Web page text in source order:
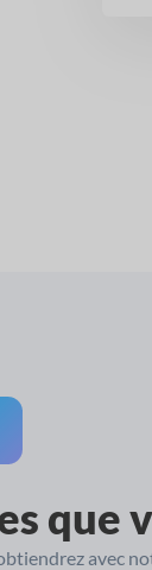
que
avec